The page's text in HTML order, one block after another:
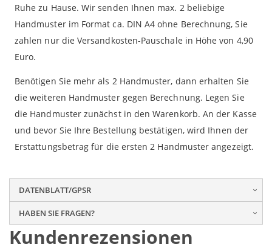
Ruhe zu Hause. Wir senden Ihnen max. 2 beliebige
Handmuster im Format ca. DIN A4 ohne Berechnung, Sie
zahlen nur die Versandkosten-Pauschale in Höhe von 4,90
Euro.
Benötigen Sie mehr als 2 Handmuster, dann erhalten Sie
die weiteren Handmuster gegen Berechnung. Legen Sie
die Handmuster zunächst in den Warenkorb. An der Kasse
und bevor Sie Ihre Bestellung bestätigen, wird Ihnen der
Erstattungsbetrag für die ersten 2 Handmuster angezeigt.
DATENBLATT/GPSR
HABEN SIE FRAGEN?
Kundenrezensionen